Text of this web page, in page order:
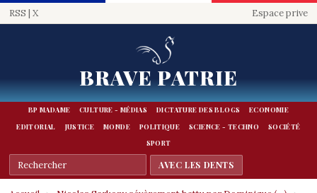
RSS | X Espace prive
BRAVE PATRIE
BP MADAME CULTURE - MÉDIAS DICTATURE DES BLOGS
ECONOMIE
EDITORIAL
JUSTICE MONDE POLITIQUE SCIENCE - TECHNO
SOCIÉTÉ
SPORT